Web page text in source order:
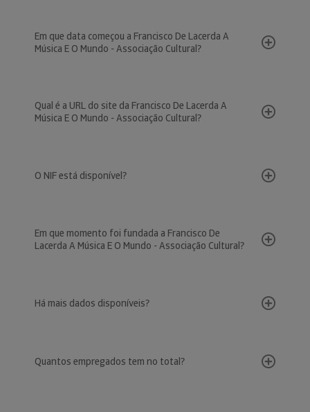
Em que data começou a Francisco De Lacerda A
Música E O Mundo - Associação Cultural?
Qual é a URL do site da Francisco De Lacerda A
Música E O Mundo - Associação Cultural?
O NIF está disponível?
Em que momento foi fundada a Francisco De
Lacerda A Música E O Mundo - Associação Cultural?
Há mais dados disponíveis?
Quantos empregados tem no total?